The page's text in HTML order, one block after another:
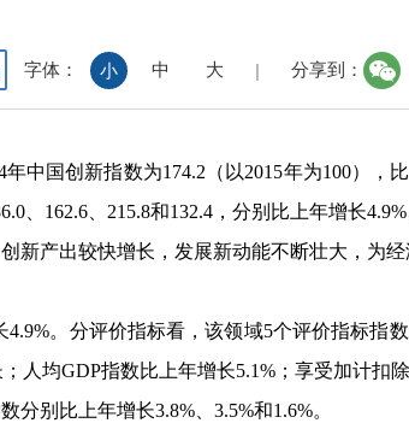
字体： 小 中 大 | 分享到：
年中国创新指数为174.2 （以2015年为100），
162.6 215.8和132.4 ，分别比上年增长4.9%
产出较快增长，发展新动能不断壮大，为经
4.9%。分评价指标看，该领域5个评价指标指
人均GDP指数比上年增长5.1%；享受加计扣
分别比上年增长3.8% 3.5%和1.6%。